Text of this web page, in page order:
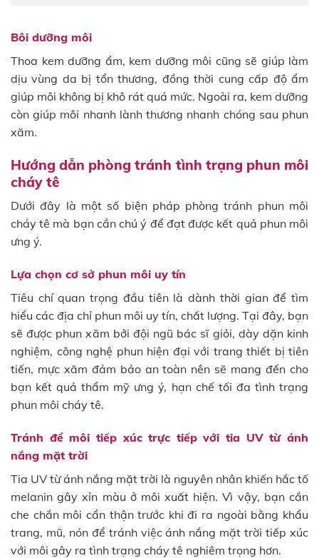
Bôi dưỡng môi
Thoa kem dưỡng ẩm, kem dưỡng môi cũng sẽ giúp làm
dịu vùng da bị tổn thương, đồng thời cung cấp độ ẩm
giúp môi không bị khô rát quá mức. Ngoài ra, kem dưỡng
còn giúp môi nhanh lành thương nhanh chóng sau phun
xăm.
Hướng dẫn phòng tránh tình trạng phun môi
cháy tê
Dưới đây là một số biện pháp phòng tránh phun môi
cháy tê mà bạn cần chú ý để đạt được kết quả phun môi
ưng ý.
Lựa chọn cơ sở phun môi uy tín
Tiêu chí quan trọng đầu tiên là dành thời gian để tìm
hiểu các địa chỉ phun môi uy tín, chất lượng. Tại đây, bạn
sẽ được phun xăm bởi đội ngũ bác sĩ giỏi, dày dặn kinh
nghiệm, công nghệ phun hiện đại với trang thiết bị tiên
tiến, mực xăm đảm bảo an toàn nên sẽ mang đến cho
bạn kết quả thẩm mỹ ưng ý, hạn chế tối đa tình trạng
phun môi cháy tê.
Tránh để môi tiếp xúc trực tiếp với tia UV từ ánh
nắng mặt trời
Tia UV từ ánh nắng mặt trời là nguyên nhân khiến hắc tố
melanin gây xỉn màu ở môi xuất hiện. Vì vậy, bạn cần
che chắn môi cẩn thận trước khi đi ra ngoài bằng khẩu
trang, mũ, nón để tránh việc ánh nắng mặt trời tiếp xúc
với môi gây ra tình trạng cháy tê nghiêm trọng hơn.